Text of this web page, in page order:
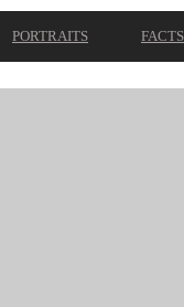
PORTRAITS FACTS